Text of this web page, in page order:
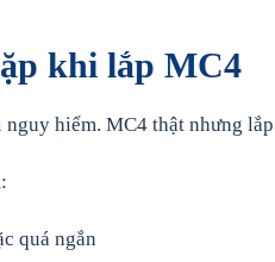
khi lắp MC4
hiểm. MC4 thật nhưng
quá ngắn